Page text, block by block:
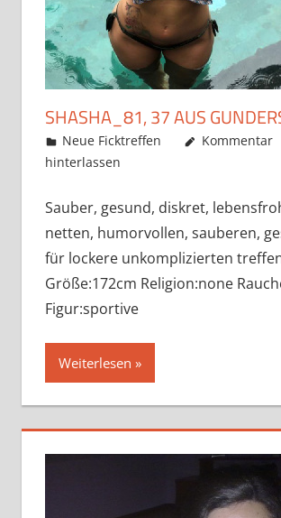
SHASHA_81, 37 AUS
Mai 22, 2019
admino
Neue Ficktreffen
Kommentar
hinterlassen
Sauber, gesund, diskret,
netten, humorvollen, sauberen,
für lockere unkomplizierten
Größe:172cm Religion:none
Figur:sportive
Weiterlesen